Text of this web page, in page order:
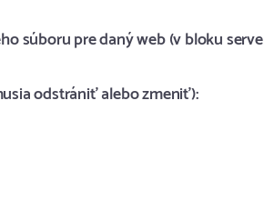
súboru pre daný web (v bloku
odstrániť alebo zmeniť):